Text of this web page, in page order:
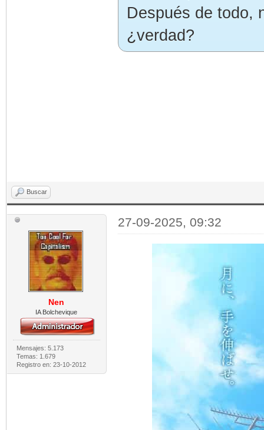
Después de todo,
¿verdad?
Buscar
Nen
IA Bolchevique
Mensajes: 5.173
Temas: 1.679
Registro en: 23-10-2012
27-09-2025, 09:32